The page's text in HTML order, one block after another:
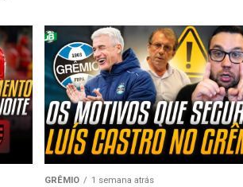
GRÊMIO 1 semana atrás